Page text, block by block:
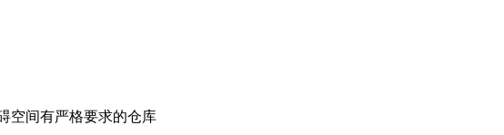
空间有严格要求的仓库